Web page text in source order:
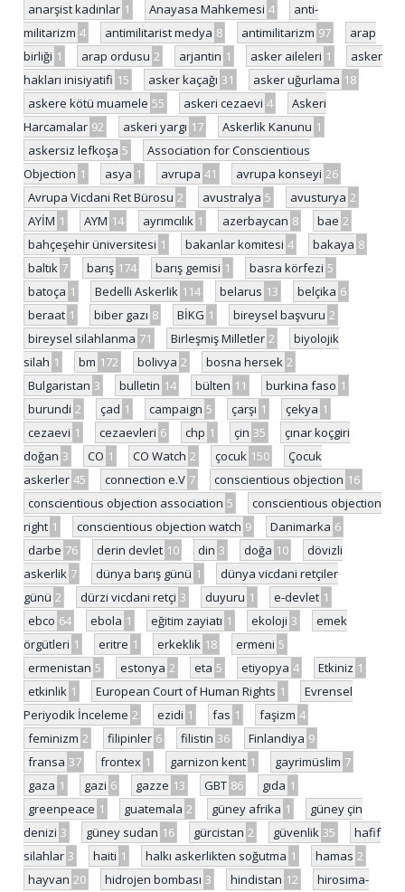
anarşist kadınlar 1 Anayasa Mahkemesi 4
anti-
militarizm 4 antimilitarist medya 8 antimilitarizm 97
arap
birliği 1 arap ordusu 2 arjantin 1 asker aileleri 1
asker
hakları inisiyatifi 15 asker kaçağı 31 asker uğurlama 18
askere kötü muamele 55 askeri cezaevi 4
Askeri
Harcamalar 92 askeri yargı 17 Askerlik Kanunu 1
askersiz lefkoşa 5
Association for Conscientious
Objection 1 asya 1 avrupa 41 avrupa konseyi 26
Avrupa Vicdani Ret Bürosu 2 avustralya 5 avusturya 2
AYİM 1 AYM 14 ayrımcılık 1 azerbaycan 8 bae 2
bahçeşehir üniversitesi 1 bakanlar komitesi 4 bakaya 8
baltık 7 barış 174 barış gemisi 1 basra körfezi 5
batoça 1 Bedelli Askerlik 114 belarus 13 belçika 6
beraat 1 biber gazı 8 BİKG 1 bireysel başvuru 2
bireysel silahlanma 71 Birleşmiş Milletler 2
biyolojik
silah 1 bm 172 bolivya 2 bosna hersek 2
Bulgaristan 3 bulletin 14 bülten 11 burkina faso 1
burundi 2 çad 1 campaign 5 çarşı 1 çekya 1
cezaevi 1 cezaevleri 6 chp 1 çin 35
çınar koçgiri
doğan 3 CO 1 CO Watch 2 çocuk 150
Çocuk
askerler 45 connection e.V 7 conscientious objection 16
conscientious objection association 5
conscientious objection
right 1 conscientious objection watch 9 Danimarka 6
darbe 76 derin devlet 10 din 3 doğa 10
dövizli
askerlik 7 dünya barış günü 1
dünya vicdani retçiler
günü 2 dürzi vicdani retçi 3 duyuru 1 e-devlet 1
ebco 64 ebola 1 eğitim zayiatı 1 ekoloji 3
emek
örgütleri 1 eritre 1 erkeklik 18 ermeni 5
ermenistan 5 estonya 2 eta 5 etiyopya 4 Etkiniz 1
etkinlik 1 European Court of Human Rights 1
Evrensel
Periyodik İnceleme 2 ezidi 1 fas 1 faşizm 4
feminizm 2 filipinler 6 filistin 36 Finlandiya 9
fransa 37 frontex 1 garnizon kent 1 gayrimüslim 7
gaza 1 gazi 6 gazze 13 GBT 86 gıda 1
greenpeace 1 guatemala 2 güney afrika 1
güney çin
denizi 3 güney sudan 16 gürcistan 2 güvenlik 35
hafif
silahlar 3 haiti 1 halkı askerlikten soğutma 1 hamas 2
hayvan 20 hidrojen bombası 3 hindistan 12
hirosima-